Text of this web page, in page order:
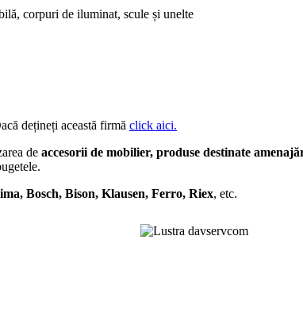
dețineți această firmă click aici.
de accesorii de mobilier, produse destinate
Bosch, Bison, Klausen, Ferro, Riex, etc.